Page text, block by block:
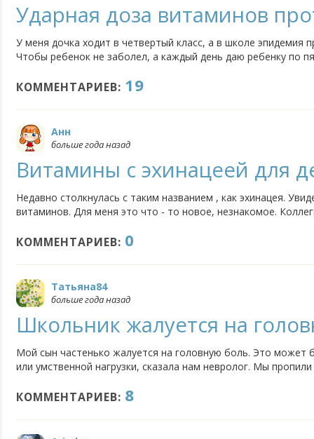
Ударная доза витаминов
У меня дочка ходит в четвертый класс, а в школе эпидемия
Чтобы ребенок не заболел, а каждый день даю ребенку по
болеет. Пробовали ли вы таким образом обезопасить
КОММЕНТАРИЕВ: 19
Анн
больше года назад
Витамины с эхинацеей для
Недавно столкнулась с таким названием , как эхинацея.
витаминов. Для меня это что - то новое, незнакомое.
витамины. Если кто - то давал детям витамины...
КОММЕНТАРИЕВ: 0
Татьяна84
больше года назад
Школьник жалуется на
Мой сын частенько жалуется на головную боль. Это может
или умственной нагрузки, сказала нам невролог. Мы
постоянно надо на таблетках сидеть? Может кто-то
КОММЕНТАРИЕВ: 8